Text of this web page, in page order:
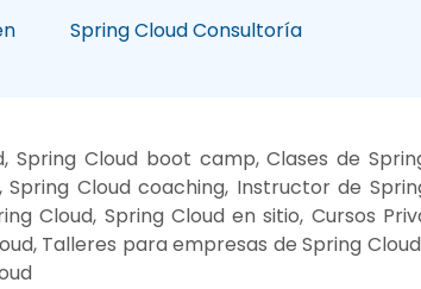
Spring Cloud Consultoría
Cloud boot camp, Clases de
Cloud coaching, Instructor de
Cloud, Spring Cloud en sitio, Cursos
Talleres para empresas de Spring